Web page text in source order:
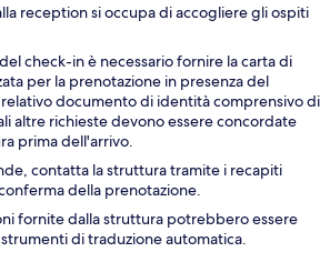
reception si occupa di accogliere gli ospiti
check-in è necessario fornire la carta di
per la prenotazione in presenza del
documento di identità comprensivo di
altre richieste devono essere concordate
prima dell'arrivo.
contatta la struttura tramite i recapiti
della prenotazione.
fornite dalla struttura potrebbero essere
di traduzione automatica.